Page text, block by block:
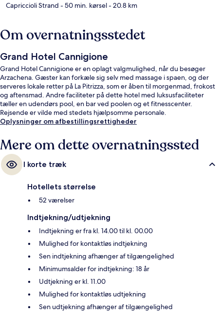
Capriccioli Strand - 50 min. kørsel- 20.8 km
Om overnatningsstedet
Grand Hotel Cannigione
Grand Hotel Cannigione er en oplagt valgmulighed, når du besøger
Arzachena. Gæster kan forkæle sig selv med massage i spaen, og der
serveres lokale retter på La Pitrizza, som er åben til morgenmad, frokost
og aftensmad. Andre faciliteter på dette hotel med luksusfaciliteter
tæller en udendørs pool, en bar ved poolen og et fitnesscenter.
Rejsende er vilde med stedets hjælpsomme personale.
Oplysninger om afbestillingsrettigheder
Mere om dette overnatningssted
I korte træk
Hotellets størrelse
52 værelser
Indtjekning/udtjekning
Indtjekning er fra kl. 14.00 til kl. 00.00
Mulighed for kontaktløs indtjekning
Sen indtjekning afhænger af tilgængelighed
Minimumsalder for indtjekning: 18 år
Udtjekning er kl. 11.00
Mulighed for kontaktløs udtjekning
Sen udtjekning afhænger af tilgængelighed